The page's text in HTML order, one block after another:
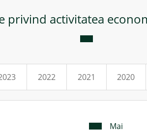
privind activitatea
2022 2021 2020
Mai